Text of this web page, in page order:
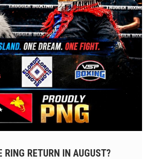
RING RETURN IN AUGUST?